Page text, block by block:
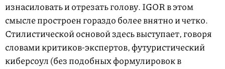
изнасиловать и отрезать голову. IGOR в этом
смысле простроен гораздо более внятно и четко.
Стилистической основой здесь выступает, говоря
словами критиков-экспертов, футуристический
киберсоул (без подобных формулировок в